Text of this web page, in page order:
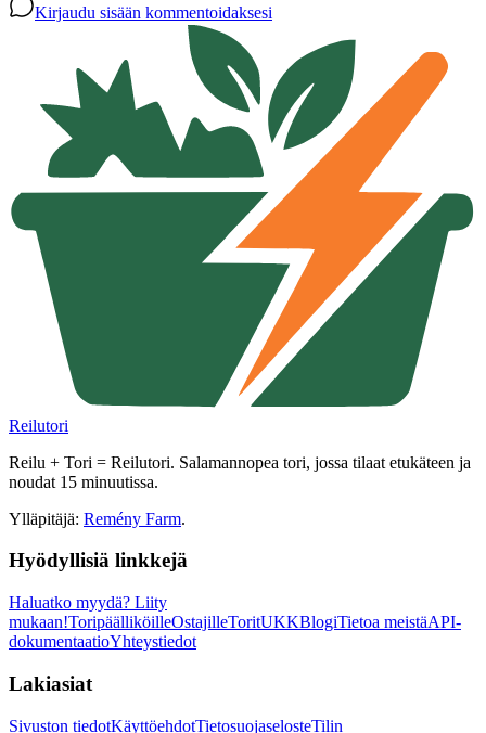
Kirjaudu sisään kommentoidaksesi
Reilutori
Reilu + Tori = Reilutori. Salamannopea tori, jossa tilaat etukäteen ja
noudat 15 minuutissa.
Ylläpitäjä: Remény Farm.
Hyödyllisiä linkkejä
Haluatko myydä? Liity
mukaan!ToripäälliköilleOstajilleToritUKKBlogiTietoa meistäAPI-
dokumentaatioYhteystiedot
Lakiasiat
Sivuston tiedotKäyttöehdotTietosuojaselosteTilin